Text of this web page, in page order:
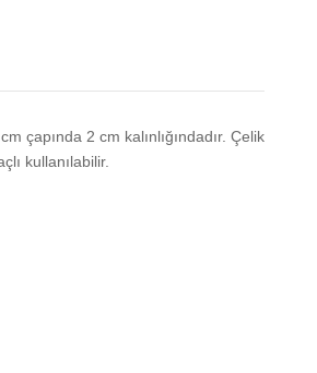
çapında 2 cm kalınlığındadır. Çelik
kullanılabilir.